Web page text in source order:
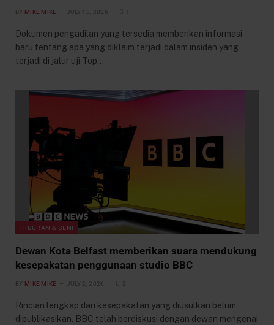
BY MIKE MIKE JULY 13, 2026
Dokumen pengadilan yang tersedia memberikan informasi
baru tentang apa yang diklaim terjadi dalam insiden yang
terjadi di jalur uji Top…
HIBURAN & SENI
Dewan Kota Belfast memberikan suara mendukung
kesepakatan penggunaan studio BBC
BY MIKE MIKE JULY 2, 2026 2
Rincian lengkap dari kesepakatan yang diusulkan belum
dipublikasikan. BBC telah berdiskusi dengan dewan mengenai